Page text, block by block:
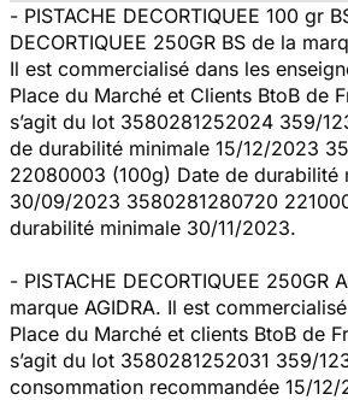
- PISTACHE DECORTIQUEE 100 gr
DECORTIQUEE 250GR BS de la
Il est commercialisé dans les
Place du Marché et Clients BtoB de
s’agit du lot 3580281252024 359/
de durabilité minimale 15/12/2023
22080003 (100g) Date de durabilité
30/09/2023 3580281280720
durabilité minimale 30/11/2023.
- PISTACHE DECORTIQUEE 250GR
marque AGIDRA. Il est
Place du Marché et clients BtoB de
s’agit du lot 3580281252031 359/
consommation recommandée 15/12/